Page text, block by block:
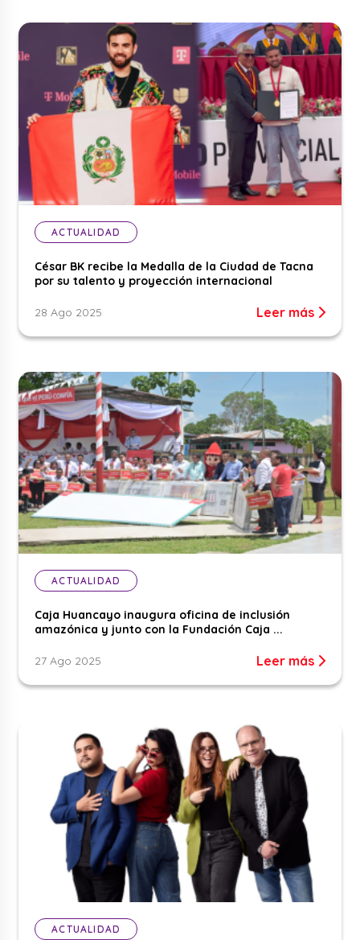
ACTUALIDAD
César BK recibe la Medalla de la Ciudad de Tacna
por su talento y proyección internacional
28 Ago 2025 Leer más
ACTUALIDAD
Caja Huancayo inaugura oficina de inclusión
amazónica y junto con la Fundación Caja ...
27 Ago 2025 Leer más
ACTUALIDAD